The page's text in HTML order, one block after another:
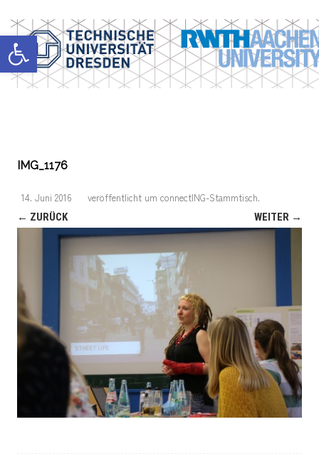
Werkzeugleiste öffnen
IMG_1176
veröffentlicht
14. Juni 2016 um connectING-Stammtisch.
← ZURÜCK WEITER →